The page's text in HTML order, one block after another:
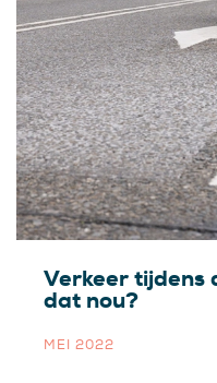
Verkeer tijdens
dat nou?
MEI 2022